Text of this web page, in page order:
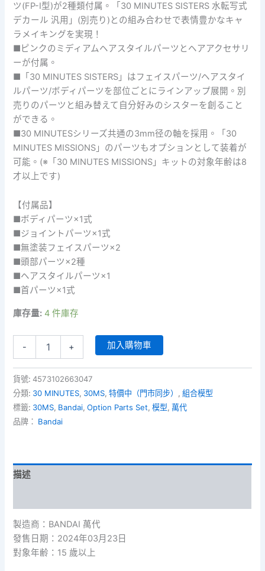
ツ(FP-I型)が2種類付属。「30 MINUTES SISTERS 水転写式
デカール 汎用」(別売り)との組み合わせで表情豊かなキャ
ラメイキングを実現！
■ピンクのミディアムヘアスタイルパーツとヘアアクセサリ
ーが付属。
■「30 MINUTES SISTERS」はフェイスパーツ/ヘアスタイ
ルパーツ/ボディパーツを部位ごとにラインアップ展開。別
売りのパーツと組み替えて自分好みのシスターを創ること
ができる。
■30 MINUTESシリーズ共通の3mm径の軸を採用。「30
MINUTES MISSIONS」のパーツもオプションとして装着が
可能。(※「30 MINUTES MISSIONS」キットの対象年齢は8
才以上です)
【付属品】
■ボディパーツ×1式
■ジョイントパーツ×1式
■無塗装フェイスパーツ×2
■頭部パーツ×2種
■ヘアスタイルパーツ×1
■首パーツ×1式
庫存量: 4 件庫存
-
Option
Parts
Set
12
[Reaper
配
件
12
[死
神
裝]
+ 加入購物車
貨號:4573102663047
分類: 30 MINUTES, 30MS,特價中（門市同步） ,組合模型
標籤: 30MS, Bandai,Option Parts Set,模型,萬代
品牌： Bandai
描述
製造商：BANDAI 萬代
發售日期：2024年03月23日
對象年齢：15 歲以上